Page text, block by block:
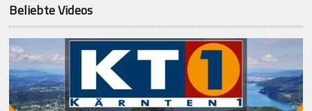
Beliebte Videos